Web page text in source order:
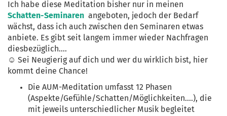
Ich habe diese Meditation bisher nur in meinen
Schatten-Seminaren angeboten, jedoch der Bedarf
wächst, dass ich auch zwischen den Seminaren etwas
anbiete. Es gibt seit langem immer wieder Nachfragen
diesbezüglich....
☺ Sei Neugierig auf dich und wer du wirklich bist, hier
kommt deine Chance!
Die AUM-Meditation umfasst 12 Phasen
(Aspekte/Gefühle/Schatten/Möglichkeiten....), die
mit jeweils unterschiedlicher Musik begleitet